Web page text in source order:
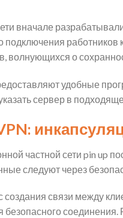
вначале
подключения
волнующихся о
удобные
сервер в
частной сети pin up
следуют через
создания связи между
безопасного